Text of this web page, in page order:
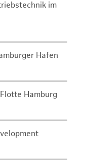
im
Hafen
Hamburg